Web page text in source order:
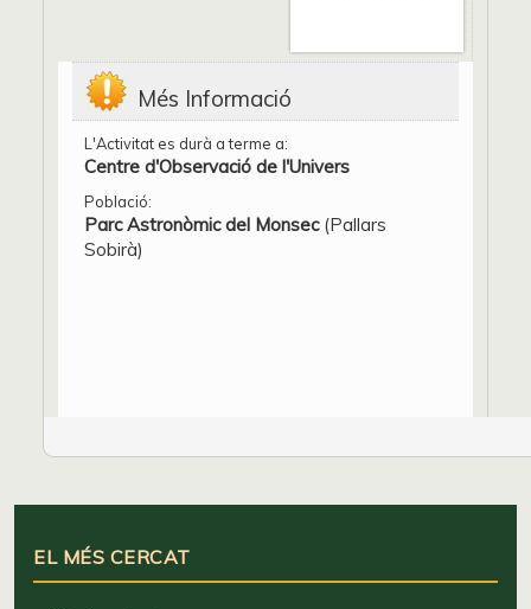
Més Informació
L'Activitat es durà a terme a:
Centre d'Observació de l'Univers
Població:
Parc Astronòmic del Monsec(Pallars
Sobirà)
EL MÉS CERCAT